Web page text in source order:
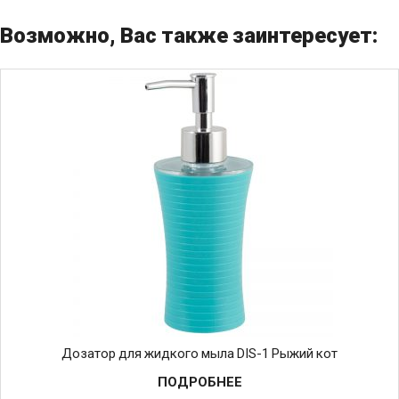
Возможно, Вас также заинтересует:
Дозатор для жидкого мыла DIS-1 Рыжий кот
ПОДРОБНЕЕ